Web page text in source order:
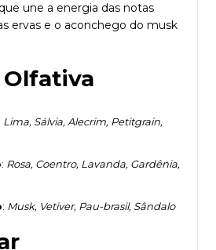
une a energia das notas
ervas e o aconchego do musk
Lima, Sálvia, Alecrim, Petitgrain,
: Rosa, Coentro, Lavanda, Gardênia,
: Musk, Vetiver, Pau-brasil, Sândalo